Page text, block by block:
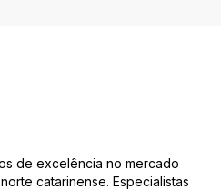
de excelência no mercado
catarinense. Especialistas